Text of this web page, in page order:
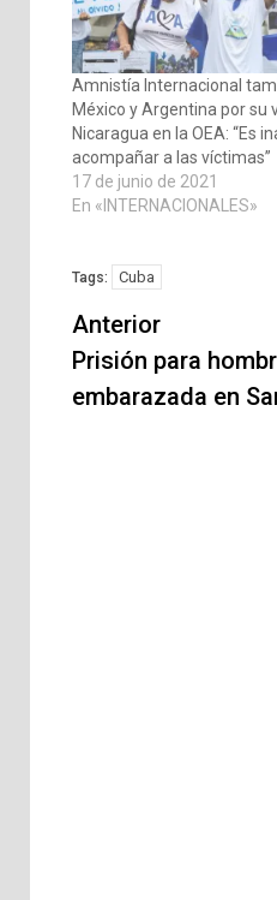
Amnistía Internacional
México y Argentina por su
Nicaragua en la OEA: “Es
acompañar a las víctimas”
17 de junio de 2021
En «INTERNACIONALES»
Tags: Cuba
Navegación
de
entradas
Anterior
Prisión para
embarazada en